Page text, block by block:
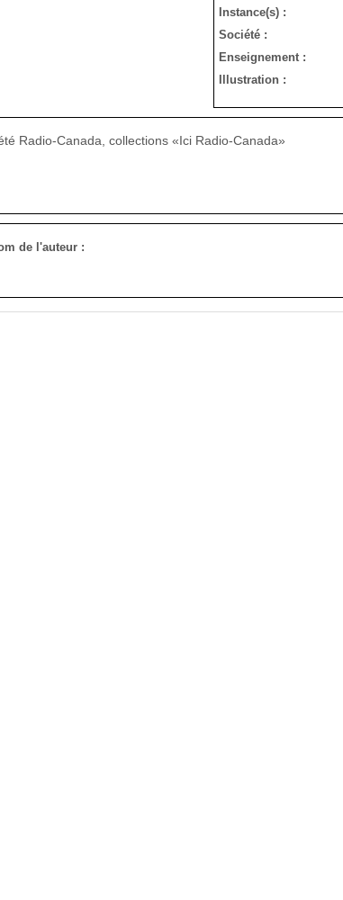
Instance(s) :
Société :
Enseignement :
Illustration :
Radio-Canada, collections «Ici Radio-Canada»
de l'auteur :